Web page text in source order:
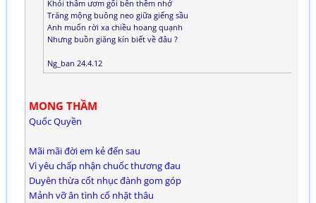
Khói thâm ươm gối bên thềm nhớ
Trăng mộng buông neo giữa giếng sầu
Anh muốn rời xa chiều hoang quạnh
Nhưng buồn giăng kín biết về đâu ?
Ng_ban 24.4.12
MONG THẦM
Quốc Quyền
Mãi mãi đời em kẻ đến sau
Vì yêu chấp nhận chuốc thương đau
Duyên thừa cốt nhục đành gom góp
Mảnh vỡ ân tình cố nhặt thâu